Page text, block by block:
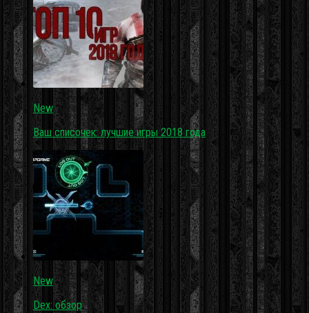
New
Ваш списочек: лучшие игры 2018 года
New
Dex: обзор